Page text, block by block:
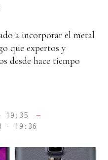
a incorporar el metal
que expertos y
desde hace tiempo
19:35
—
- 19:36